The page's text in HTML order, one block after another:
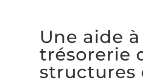
Une aide
trésorerie
structures